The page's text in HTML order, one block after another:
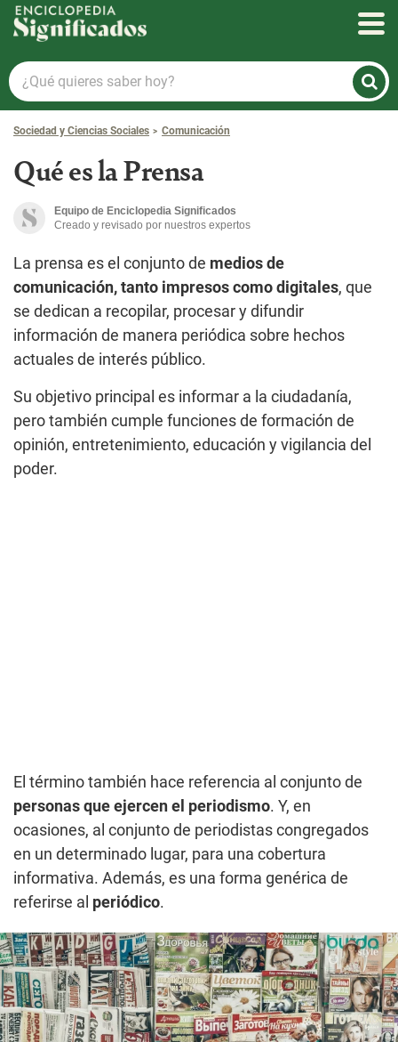
Enciclopedia Significados
¿Qué
quieres
saber
hoy?
Sociedad y Ciencias Sociales Comunicación
Qué es la Prensa
Equipo de Enciclopedia Significados
Creado y revisado por nuestros expertos
La prensa es el conjunto de medios de
comunicación, tanto impresos como digitales, que
se dedican a recopilar, procesar y difundir
información de manera periódica sobre hechos
actuales de interés público.
Su objetivo principal es informar a la ciudadanía,
pero también cumple funciones de formación de
opinión, entretenimiento, educación y vigilancia del
poder.
El término también hace referencia al conjunto de
personas que ejercen el periodismo. Y, en
ocasiones, al conjunto de periodistas congregados
en un determinado lugar, para una cobertura
informativa. Además, es una forma genérica de
referirse al periódico.